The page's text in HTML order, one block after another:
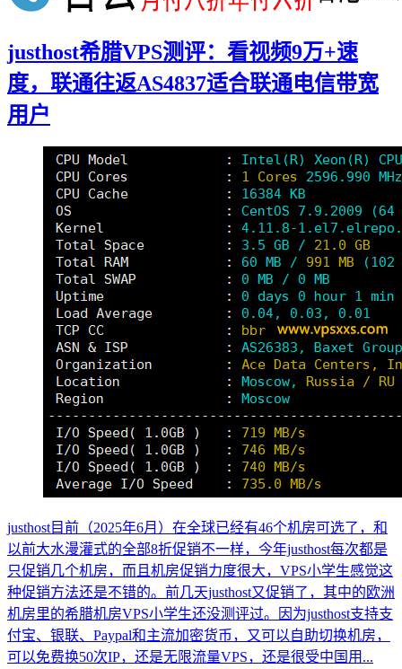
justhost希腊VPS测评：看视频9万+速
度，联通往返AS4837适合联通电信带宽
用户
justhost目前（2025年6月）在全球已经有46个机房可选了，和
以前大水漫灌式的全部8折促销不一样，今年justhost每次都是
只促销几个机房，而且机房促销力度很大，VPS小学生感觉这
种促销方法还是不错的。前几天justhost又促销了，其中的欧洲
机房里的希腊机房VPS小学生还没测评过。因为justhost支持支
付宝、银联、Paypal和主流加密货币，又可以自助切换机房，
可以免费换50次IP，还是无限流量VPS，还是很受中国用...